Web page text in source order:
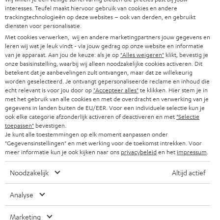
u
w
s
b
r
i
e
f
HIFI-SPEAKERS
SMART HOME
BLUETOOTH
KOPTELEFOONS
BLUETOOTH KOPTELEFOONS
COMPLETE SETS
SPEAKERS
ULTIMA
IN-EAR
FANSHOP
CARRIÈRE
PERS & MARKETING
B2B
PARTNERPROGRAMMA
BLOG
NEWSLETTER
STORES
TEUFEL VOORDELEN
TEUFEL STORY
MANAGEMENT
DUITSLAND
OOSTENRIJK
ZWITSERLAND
NEDERLAND
BELGIË
FRANKRIJK
POLEN
SPANJE
'Kennelijke' (typ)fouten voorbehouden. De op de foto's afgebeelde
interesses. Teufel maakt hiervoor gebruik van cookies en andere
trackingtechnologieën op deze websites – ook van derden, en gebruikt
diensten voor personalisatie.
Met cookies verwerken, wij en andere marketingpartners jouw gegevens en
leren wij wat je leuk vindt - via jouw gedrag op onze website en informatie
van je apparaat. Aan jou de keuze: als je op "Alles weigeren" klikt, bevestig je
onze basisinstelling, waarbij wij alleen noodzakelijke cookies activeren. Dit
betekent dat je aanbevelingen zult ontvangen, maar dat ze willekeurig
worden geselecteerd. Je ontvangt gepersonaliseerde reclame en inhoud die
echt relevant is voor jou door op "Accepteer alles"te klikken. Hier stem je in
met het gebruik van alle cookies en met de overdracht en verwerking van je
gegevens in landen buiten de EU/EER. Voor een individuele selectie kun je
ook elke categorie afzonderlijk activeren of deactiveren en met "Selectie
toepassen" bevestigen.
Je kunt alle toestemmingen op elk moment aanpassen onder
"Gegevensinstellingen" en met werking voor de toekomst intrekken. Voor
meer informatie kun je ook kijken naar ons privacybeleiden het impressum
Noodzakelijk Altijd actief
Analyse
Marketing